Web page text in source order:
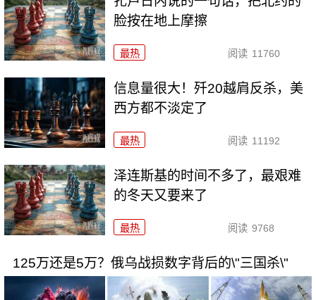
脸按在地上摩擦
最热 阅读 11760
信息量很大！歼20越肩反杀，美
西方都不淡定了
最热 阅读 11192
泽连斯基的时间不多了，最艰难
的冬天又要来了
最热 阅读 9768
125万还是5万？俄乌战损数字背后的\"三国杀\"